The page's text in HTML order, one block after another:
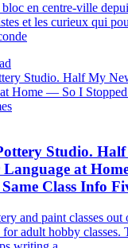
en centre-ville
et les curieux qui
Studio. Half
Language at
Class Info
and paint classes out
adult hobby classes.